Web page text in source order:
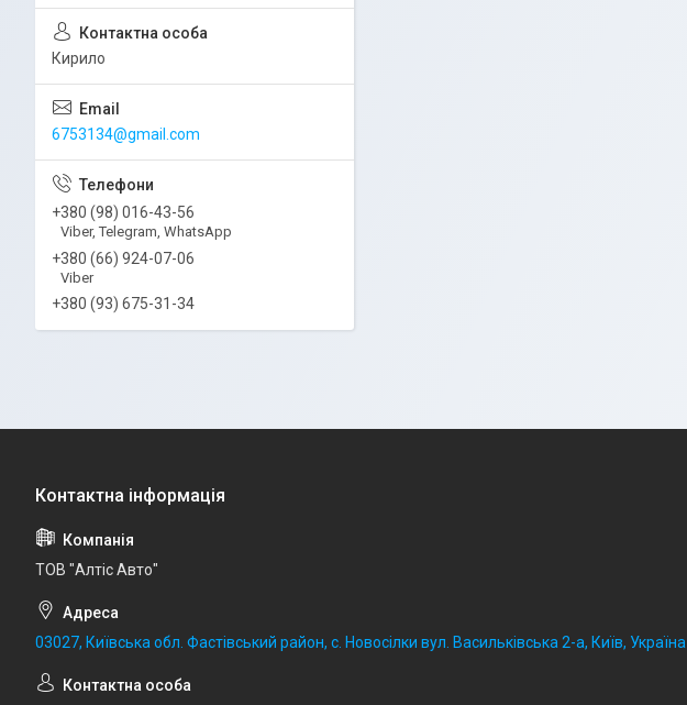
Кирило
6753134@gmail.com
+380 (98) 016-43-56
Viber, Telegram, WhatsApp
+380 (66) 924-07-06
Viber
+380 (93) 675-31-34
ТОВ "Алтіс Авто"
03027, Київська обл. Фастівський район, с. Новосілки вул. Васильківська 2-а, Київ, Україна